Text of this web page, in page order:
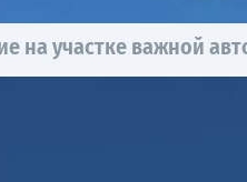
на участке важной